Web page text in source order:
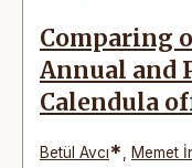
Comparing
Annual and
Calendula
Betül Avcı* Memet